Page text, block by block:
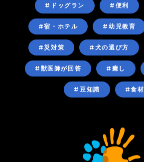
#ドッグラン #便利
#宿・ホテル #幼児教育
#災対策 #犬の選び方
#獣医師が回答 #癒し
#豆知識 #食材